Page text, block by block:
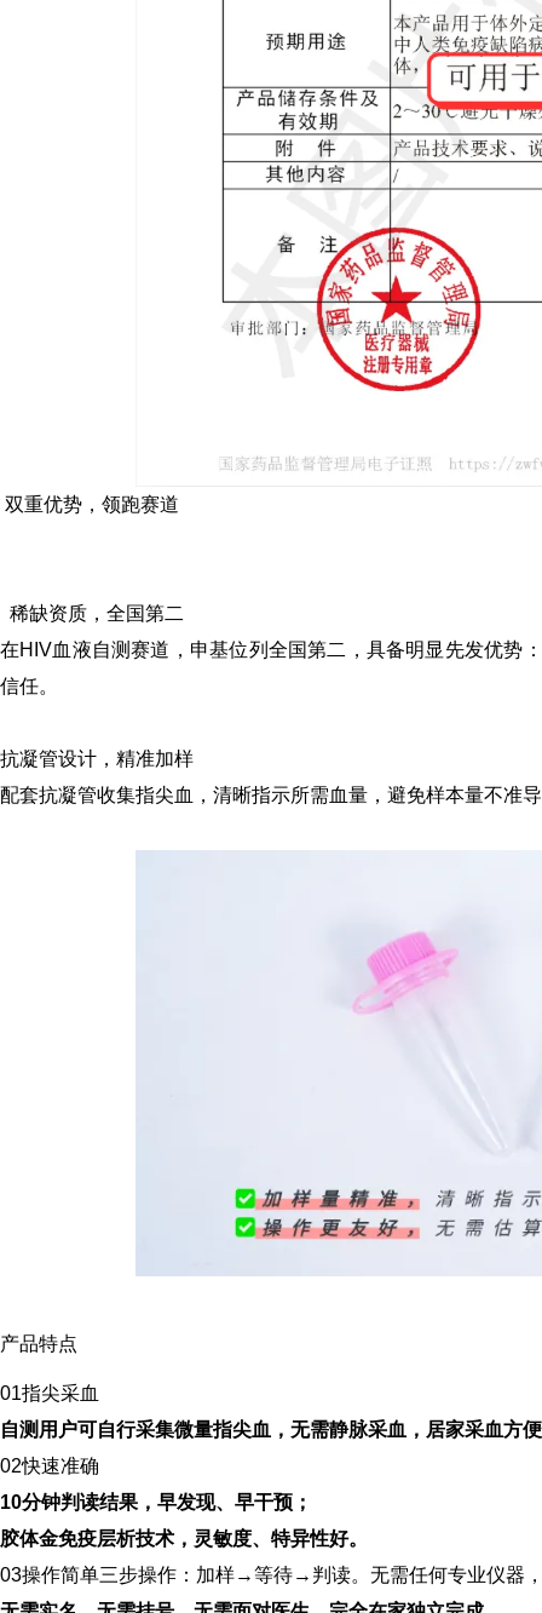
双重优势，领跑赛道
稀缺资质，全国第二
在HIV血液自测赛道，申基位列全国第二，具备明显先发优势
信任。
抗凝管设计，精准加样
配套抗凝管收集指尖血，清晰指示所需血量，避免样本量不准
产品特点
01指尖采血
自测用户可自行采集微量指尖血，无需静脉采血，居家采血方
02快速准确
10分钟判读结果，早发现、早干预；
胶体金免疫层析技术，灵敏度、特异性好。
03操作简单三步操作：加样→等待→判读。 无需任何专业仪器